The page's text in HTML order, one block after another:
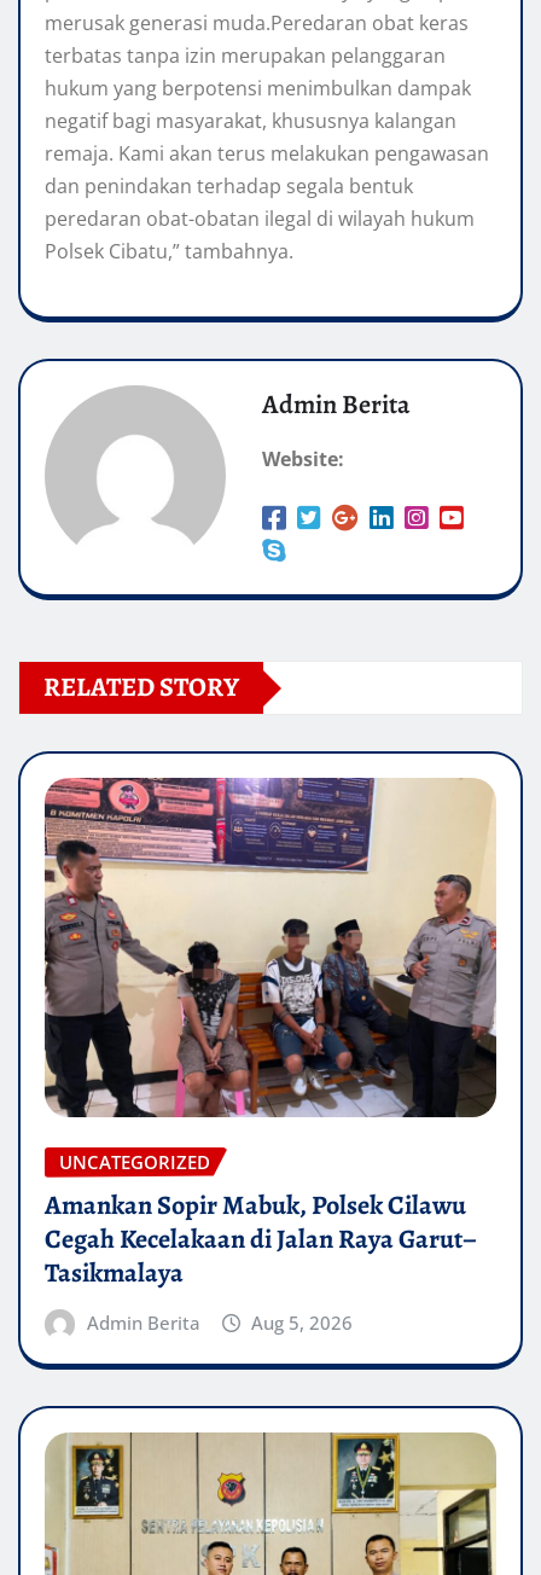
merusak generasi muda.Peredaran obat keras
terbatas tanpa izin merupakan pelanggaran
hukum yang berpotensi menimbulkan dampak
negatif bagi masyarakat, khususnya kalangan
remaja. Kami akan terus melakukan pengawasan
dan penindakan terhadap segala bentuk
peredaran obat-obatan ilegal di wilayah hukum
Polsek Cibatu,” tambahnya.
Admin Berita
Website:
RELATED STORY
UNCATEGORIZED
Amankan Sopir Mabuk, Polsek Cilawu
Cegah Kecelakaan di Jalan Raya Garut–
Tasikmalaya
Admin Berita Aug 5, 2026